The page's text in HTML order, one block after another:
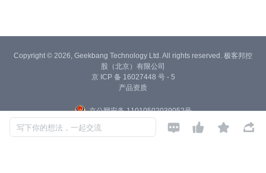
写下你的想法，一起交流    
Copyright © 2026, Geekbang Technology Ltd. All rights reserved. 极客邦控
股（北京）有限公司
京 ICP 备 16027448 号 - 5
产品资质
京公网安备 11010502039052号